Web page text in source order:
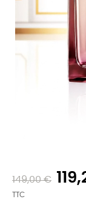
149,00 €
TTC